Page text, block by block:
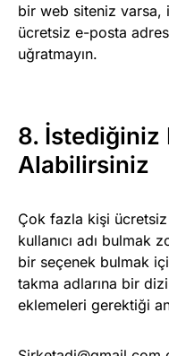
bir web siteniz varsa,
ücretsiz e-posta
uğratmayın.
8. İstediğiniz
Alabilirsiniz
Çok fazla kişi
kullanıcı adı bulmak
bir seçenek bulmak
takma adlarına bir
eklemeleri gerektiği